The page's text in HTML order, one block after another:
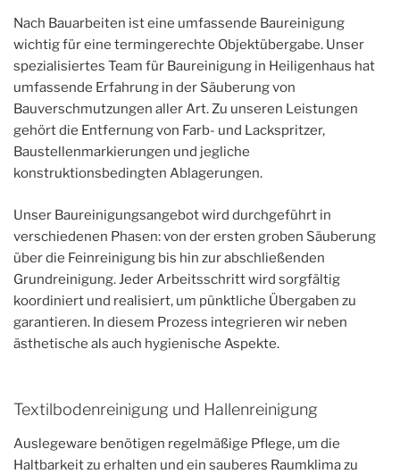
Nach Bauarbeiten ist eine umfassende Baureinigung
wichtig für eine termingerechte Objektübergabe. Unser
spezialisiertes Team für Baureinigung in Heiligenhaus hat
umfassende Erfahrung in der Säuberung von
Bauverschmutzungen aller Art. Zu unseren Leistungen
gehört die Entfernung von Farb- und Lackspritzer,
Baustellenmarkierungen und jegliche
konstruktionsbedingten Ablagerungen.
Unser Baureinigungsangebot wird durchgeführt in
verschiedenen Phasen: von der ersten groben Säuberung
über die Feinreinigung bis hin zur abschließenden
Grundreinigung. Jeder Arbeitsschritt wird sorgfältig
koordiniert und realisiert, um pünktliche Übergaben zu
garantieren. In diesem Prozess integrieren wir neben
ästhetische als auch hygienische Aspekte.
Textilbodenreinigung und Hallenreinigung
Auslegeware benötigen regelmäßige Pflege, um die
Haltbarkeit zu erhalten und ein sauberes Raumklima zu